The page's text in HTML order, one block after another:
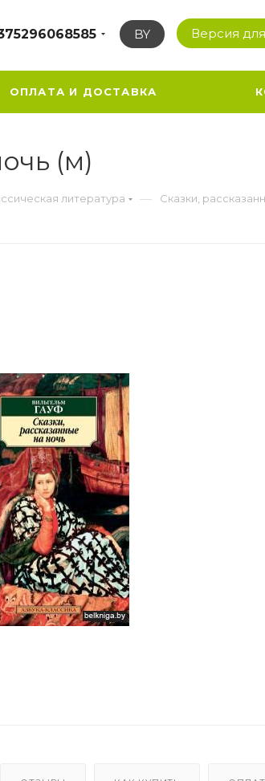
BY Версия
ОПЛАТА И ДОСТАВКА
(м)
литература — Сказки,